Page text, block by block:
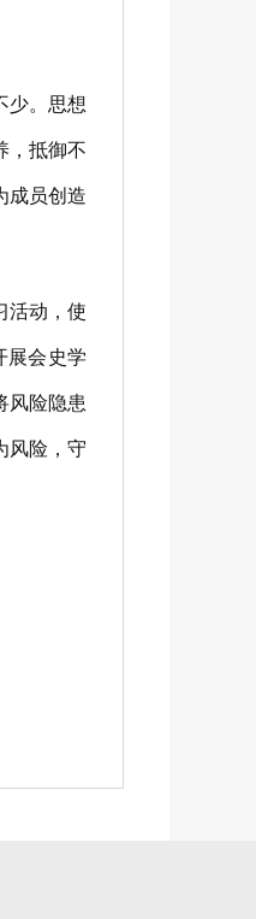
少。思想
，抵御不
成员创造
活动，使
展会史学
风险隐患
风险，守